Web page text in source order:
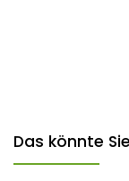
Das könnte